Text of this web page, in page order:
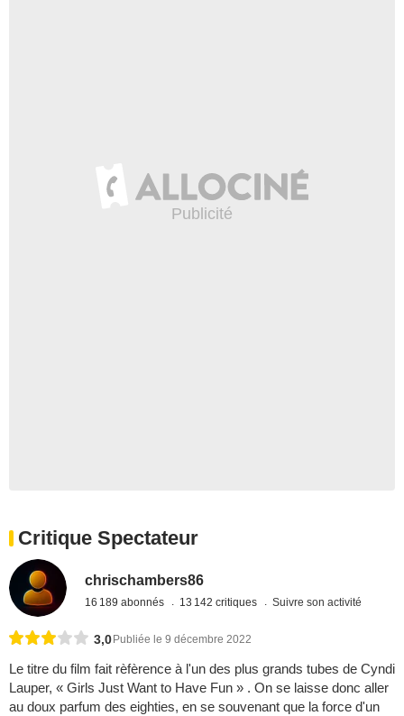
Critique Spectateur
chrischambers86
16 189 abonnés 13 142 critiques Suivre son activité
3,0 Publiée le 9 décembre 2022
Le titre du film fait rèfèrence à l'un des plus grands tubes de Cyndi
Lauper, « Girls Just Want to Have Fun » . On se laisse donc aller
au doux parfum des eighties, en se souvenant que la force d'un